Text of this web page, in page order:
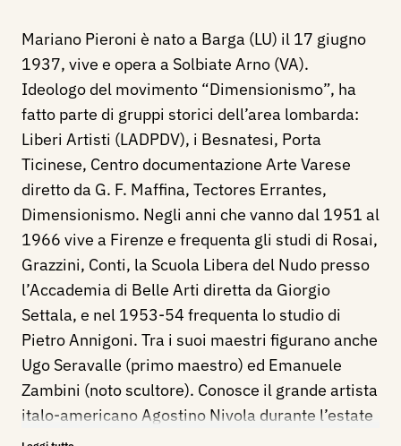
Mariano Pieroni è nato a Barga (LU) il 17 giugno
1937, vive e opera a Solbiate Arno (VA).
Ideologo del movimento “Dimensionismo”, ha
fatto parte di gruppi storici dell’area lombarda:
Liberi Artisti (LADPDV), i Besnatesi, Porta
Ticinese, Centro documentazione Arte Varese
diretto da G. F. Maffina, Tectores Errantes,
Dimensionismo. Negli anni che vanno dal 1951 al
1966 vive a Firenze e frequenta gli studi di Rosai,
Grazzini, Conti, la Scuola Libera del Nudo presso
l’Accademia di Belle Arti diretta da Giorgio
Settala, e nel 1953-54 frequenta lo studio di
Pietro Annigoni. Tra i suoi maestri figurano anche
Ugo Seravalle (primo maestro) ed Emanuele
Zambini (noto scultore). Conosce il grande artista
italo-americano Agostino Nivola durante l’estate
del 1950 e ne segue gli insegnamenti a Villa